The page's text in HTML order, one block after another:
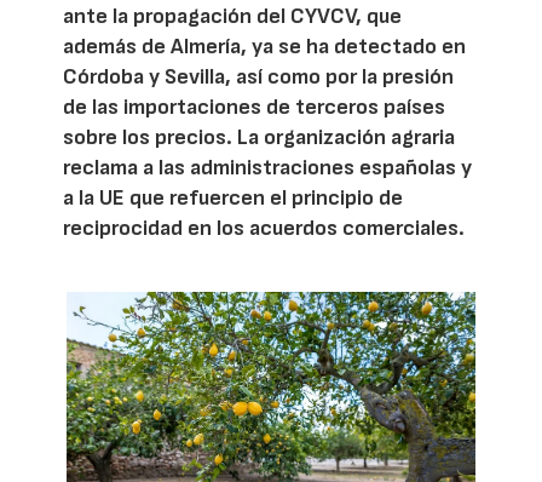
ante la propagación del CYVCV, que
además de Almería, ya se ha detectado en
Córdoba y Sevilla, así como por la presión
de las importaciones de terceros países
sobre los precios. La organización agraria
reclama a las administraciones españolas y
a la UE que refuercen el principio de
reciprocidad en los acuerdos comerciales.